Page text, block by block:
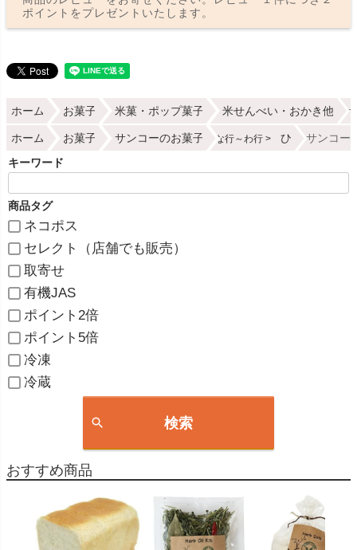
ポイントをプレゼントいたします。
ホーム お菓子 米菓・ポップ菓子 米せんべい・おかき他
ホーム お菓子 サンコーのお菓子 な行～わ行 ひ サンコー
キーワード
商品タグ
ネコポス
セレクト（店舗でも販売）
取寄せ
有機JAS
ポイント2倍
ポイント5倍
冷凍
冷蔵
検索
おすすめ商品